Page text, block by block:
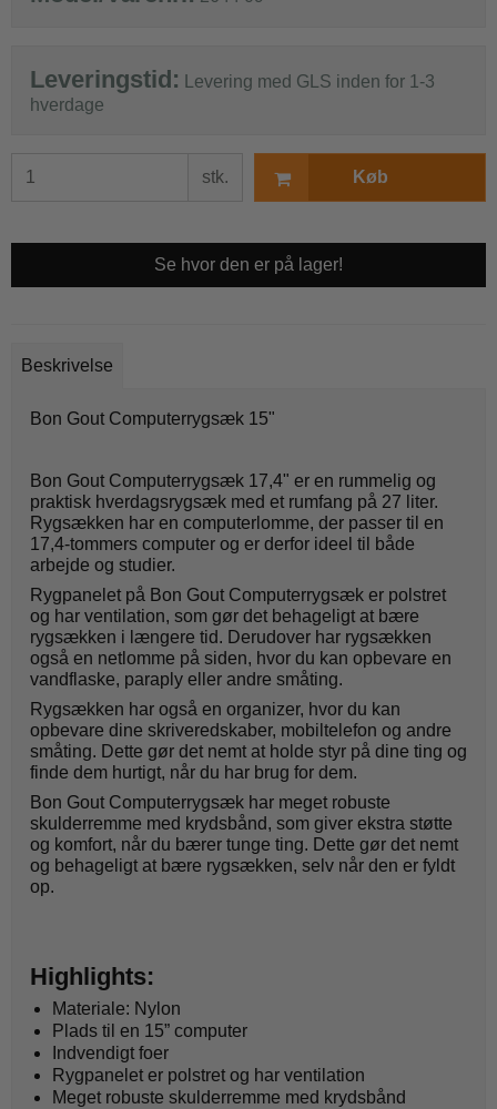
Leveringstid:
Levering med GLS inden for 1-3
hverdage
stk. Køb
Se hvor den er på lager!
Beskrivelse
Bon Gout Computerrygsæk 15"
Bon Gout Computerrygsæk 17,4" er en rummelig og
praktisk hverdagsrygsæk med et rumfang på 27 liter.
Rygsækken har en computerlomme, der passer til en
17,4-tommers computer og er derfor ideel til både
arbejde og studier.
Rygpanelet på Bon Gout Computerrygsæk er polstret
og har ventilation, som gør det behageligt at bære
rygsækken i længere tid. Derudover har rygsækken
også en netlomme på siden, hvor du kan opbevare en
vandflaske, paraply eller andre småting.
Rygsækken har også en organizer, hvor du kan
opbevare dine skriveredskaber, mobiltelefon og andre
småting. Dette gør det nemt at holde styr på dine ting og
finde dem hurtigt, når du har brug for dem.
Bon Gout Computerrygsæk har meget robuste
skulderremme med krydsbånd, som giver ekstra støtte
og komfort, når du bærer tunge ting. Dette gør det nemt
og behageligt at bære rygsækken, selv når den er fyldt
op.
Highlights:
Materiale: Nylon
Plads til en 15” computer
Indvendigt foer
Rygpanelet er polstret og har ventilation
Meget robuste skulderremme med krydsbånd